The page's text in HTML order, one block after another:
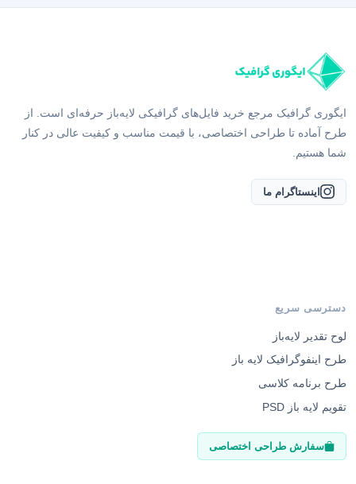
ایگوری گرافیک مرجع خرید فایل‌های گرافیکی لایه‌باز حرفه‌ای است. از
طرح آماده تا طراحی اختصاصی، با قیمت مناسب و کیفیت عالی در کنار
شما هستیم.
اینستاگرام ما
دسترسی سریع
لوح تقدیر لایه‌باز
طرح اینفوگرافیک لایه باز
طرح برنامه کلاسی
تقویم لایه باز PSD
سفارش طراحی اختصاصی